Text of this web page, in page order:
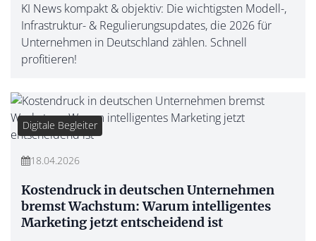
KI News kompakt & objektiv: Die wichtigsten Modell-,
Infrastruktur- & Regulierungsupdates, die 2026 für
Unternehmen in Deutschland zählen. Schnell
profitieren!
Digitale Begleiter
18.04.2026
Kostendruck in deutschen Unternehmen
bremst Wachstum: Warum intelligentes
Marketing jetzt entscheidend ist